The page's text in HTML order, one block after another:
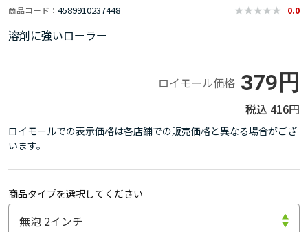
商品コード 4589910237448 0.0
溶剤に強いローラー
ロイモール価格 379円
416円
ロイモールでの表示価格は各店舗での販売価格と異なる場合がござ
います。
商品タイプを選択してください